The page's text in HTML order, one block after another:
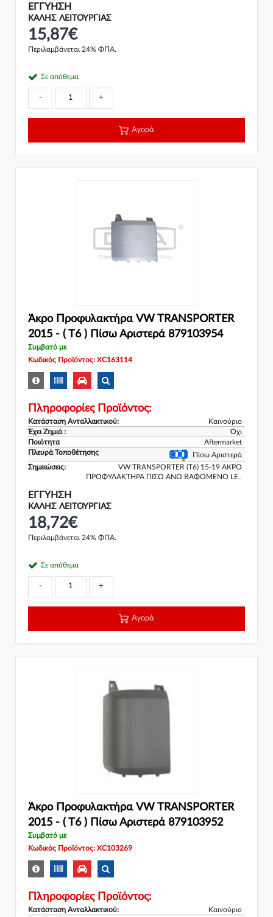
ΕΓΓΎΗΣΗ
ΚΑΛΗΣ ΛΕΙΤΟΥΡΓΙΑΣ
15,87€
Περιλαμβάνεται 24% ΦΠΑ.
Σε απόθεμα
- +
Αγορά
Άκρο Προφυλακτήρα VW TRANSPORTER
2015 - ( T6 ) Πίσω Αριστερά 879103954
Συμβατό με
Κωδικός Προϊόντος: XC163114
Πληροφορίες Προϊόντος:
Κατάσταση Ανταλλακτικού:
Καινούριο
Έχει Ζημιά :
Όχι
Ποιότητα
Aftermarket
Πλευρά Τοποθέτησης
Πίσω Αριστερά
Σημειώσεις:
VW TRANSPORTER (T6) 15-19 ΑΚΡΟ
ΠΡΟΦΥΛΑΚΤΗΡΑ ΠΙΣΩ ΑΝΩ ΒΑΦΟΜΕΝΟ LE..
ΕΓΓΎΗΣΗ
ΚΑΛΗΣ ΛΕΙΤΟΥΡΓΙΑΣ
18,72€
Περιλαμβάνεται 24% ΦΠΑ.
Σε απόθεμα
- +
Αγορά
Άκρο Προφυλακτήρα VW TRANSPORTER
2015 - ( T6 ) Πίσω Αριστερά 879103952
Συμβατό με
Κωδικός Προϊόντος: XC103269
Πληροφορίες Προϊόντος:
Κατάσταση Ανταλλακτικού:
Καινούριο